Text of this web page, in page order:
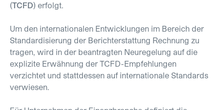
(TCFD) erfolgt.
Um den internationalen Entwicklungen im Bereich der
Standardisierung der Berichterstattung Rechnung zu
tragen, wird in der beantragten Neuregelung auf die
explizite Erwähnung der TCFD-Empfehlungen
verzichtet und stattdessen auf internationale Standards
verwiesen.